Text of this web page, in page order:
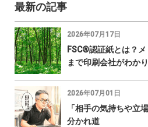
最新の記事
2026年07月17日
FSC®認証紙とは？
まで印刷会社がわか
2026年07月01日
「相手の気持ちや立
分かれ道